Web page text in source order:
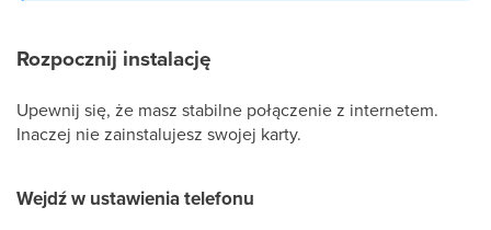
Rozpocznij instalację
Upewnij się, że masz stabilne połączenie z internetem.
Inaczej nie zainstalujesz swojej karty.
Wejdź w ustawienia telefonu